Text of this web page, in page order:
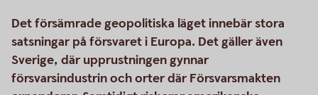
Det försämrade geopolitiska läget innebär stora
satsningar på försvaret i Europa. Det gäller även
Sverige, där upprustningen gynnar
försvarsindustrin och orter där Försvarsmakten